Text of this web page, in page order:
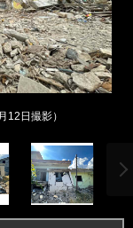
12日撮影）